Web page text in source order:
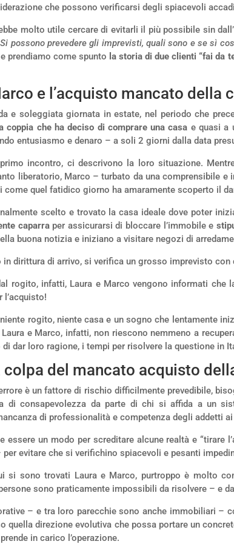
che possono verificarsi degli spiacevoli
molto utile cercare di evitarli il più possibile sin
Si possono prevedere gli imprevisti, quali sono e se sì
prendiamo come spunto la storia di due clienti “fai da
e l’acquisto mancato della
e soleggiata giornata in estate, nel periodo che
coppia che ha deciso di comprare una casa e quasi a
entusiasmo e denaro – a soli 2 giorni dalla data
incontro, ci descrivono la loro situazione.
liberatorio, Marco – turbato da una comprensibile
come quel fatidico giorno ha amaramente scoperto il
scelto e trovato la casa ideale dove poter
caparra per assicurarsi di bloccare l’immobile e
buona notizia e iniziano a visitare negozi di
in dirittura di arrivo, si verifica un grosso imprevisto
rogito, infatti, Laura e Marco vengono informati che
rogito, niente casa e un sogno che lentamente
e Marco, infatti, non riescono nemmeno a
di dar loro ragione, i tempi per risolvere la questione in
colpa del mancato acquisto
è un fattore di rischio difficilmente prevedibile,
di consapevolezza da parte di chi si affida a un
di professionalità e competenza degli addetti
essere un modo per screditare alcune realtà e
evitare che si verifichino spiacevoli e pesanti
si sono trovati Laura e Marco, purtroppo è molto
sono praticamente impossibili da risolvere – e
– e tra loro parecchie sono anche immobiliari –
quella direzione evolutiva che possa portare un
in carico l’operazione.